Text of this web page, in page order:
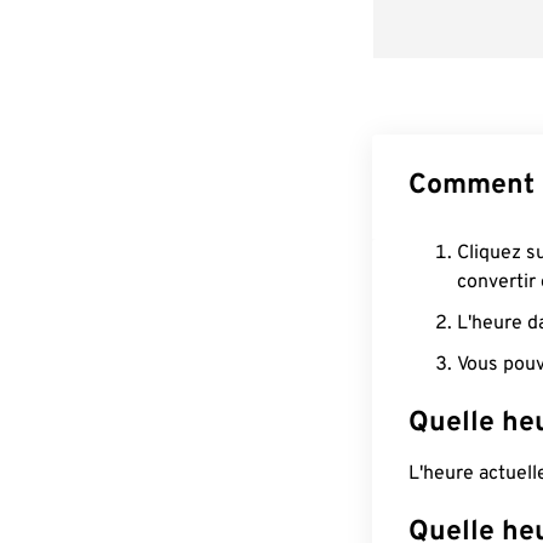
Comment
Cliquez
convertir
L'heure
Vous
Quelle
L'heure
Quelle